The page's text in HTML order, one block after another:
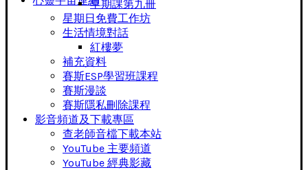
早期課第九冊
星期日免費工作坊
生活情境對話
紅樓夢
補充資料
賽斯ESP學習班課程
賽斯漫談
賽斯隱私刪除課程
影音頻道及下載專區
查老師音檔下載本站
YouTube 主要頻道
YouTube 經典影藏